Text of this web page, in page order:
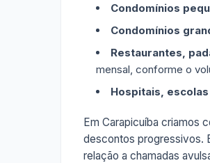
Condomínios
Condomínios
Restaurantes,
mensal, conforme o
Hospitais,
Em Carapicuíba criamos
descontos progressivos.
relação a chamadas